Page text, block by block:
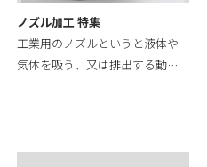
ノズル加工 特集
工業用のノズルというと液体や
気体を吸う、又は排出する動…